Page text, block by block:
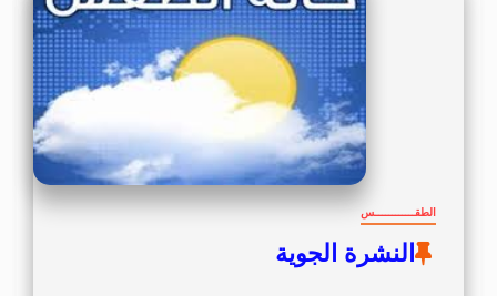
الطقــــــــــــس
النشرة الجوية